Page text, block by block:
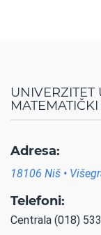
Adresa:
18106 Niš •
Telefoni:
Centrala (018)